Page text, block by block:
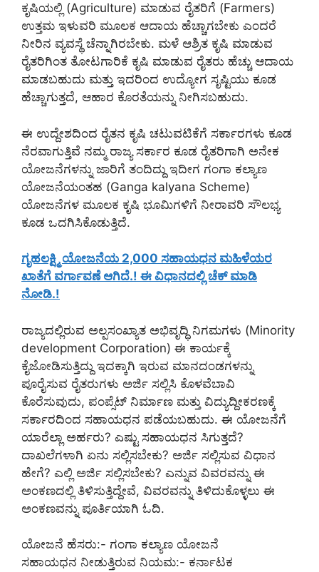
ಕೃಷಿಯಲ್ಲಿ (Agriculture) ಮಾಡುವ ರೈತರಿಗೆ (Farmers)
ಉತ್ತಮ ಇಳುವರಿ ಮೂಲಕ ಆದಾಯ ಹೆಚ್ಚಾಗಬೇಕು ಎಂದರೆ
ನೀರಿನ ವ್ಯವಸ್ಥೆ ಚೆನ್ನಾಗಿರಬೇಕು. ಮಳೆ ಆಶ್ರಿತ ಕೃಷಿ ಮಾಡುವ
ರೈತರಿಗಿಂತ ತೋಟಗಾರಿಕೆ ಕೃಷಿ ಮಾಡುವ ರೈತರು ಹೆಚ್ಚು ಆದಾಯ
ಮಾಡಬಹುದು ಮತ್ತು ಇದರಿಂದ ಉದ್ಯೋಗ ಸೃಷ್ಟಿಯು ಕೂಡ
ಹೆಚ್ಚಾಗುತ್ತದೆ, ಆಹಾರ ಕೊರತೆಯನ್ನು ನೀಗಿಸಬಹುದು.
ಈ ಉದ್ದೇಶದಿಂದ ರೈತನ ಕೃಷಿ ಚಟುವಟಿಕೆಗೆ ಸರ್ಕಾರಗಳು ಕೂಡ
ನೆರವಾಗುತ್ತಿವೆ ನಮ್ಮ ರಾಜ್ಯ ಸರ್ಕಾರ ಕೂಡ ರೈತರಿಗಾಗಿ ಅನೇಕ
ಯೋಜನೆಗಳನ್ನು ಜಾರಿಗೆ ತಂದಿದ್ದು ಇದೀಗ ಗಂಗಾ ಕಲ್ಯಾಣ
ಯೋಜನೆಯಂತಹ (Ganga kalyana Scheme)
ಯೋಜನೆಗಳ ಮೂಲಕ ಕೃಷಿ ಭೂಮಿಗಳಿಗೆ ನೀರಾವರಿ ಸೌಲಭ್ಯ
ಕೂಡ ಒದಗಿಸಿಕೊಡುತ್ತಿದೆ.
ಗೃಹಲಕ್ಷ್ಮಿ ಯೋಜನೆಯ 2,000 ಸಹಾಯಧನ ಮಹಿಳೆಯರ
ಖಾತೆಗೆ ವರ್ಗಾವಣೆ ಆಗಿದೆ.! ಈ ವಿಧಾನದಲ್ಲಿ ಚೆಕ್ ಮಾಡಿ
ನೋಡಿ.!
ರಾಜ್ಯದಲ್ಲಿರುವ ಅಲ್ಪಸಂಖ್ಯಾತ ಅಭಿವೃದ್ಧಿ ನಿಗಮಗಳು (Minority
development Corporation) ಈ ಕಾರ್ಯಕ್ಕೆ
ಕೈಜೋಡಿಸುತ್ತಿದ್ದು ಇದಕ್ಕಾಗಿ ಇರುವ ಮಾನದಂಡಗಳನ್ನು
ಪೂರೈಸುವ ರೈತರುಗಳು ಅರ್ಜಿ ಸಲ್ಲಿಸಿ ಕೊಳವೆಬಾವಿ
ಕೊರೆಸುವುದು, ಪಂಪ್ಸೆಟ್ ನಿರ್ಮಾಣ ಮತ್ತು ವಿದ್ಯುದ್ದೀಕರಣಕ್ಕೆ
ಸರ್ಕಾರದಿಂದ ಸಹಾಯಧನ ಪಡೆಯಬಹುದು. ಈ ಯೋಜನೆಗೆ
ಯಾರೆಲ್ಲಾ ಅರ್ಹರು? ಎಷ್ಟು ಸಹಾಯಧನ ಸಿಗುತ್ತದೆ?
ದಾಖಲೆಗಳಾಗಿ ಏನು ಸಲ್ಲಿಸಬೇಕು? ಅರ್ಜಿ ಸಲ್ಲಿಸುವ ವಿಧಾನ
ಹೇಗೆ? ಎಲ್ಲಿ ಅರ್ಜಿ ಸಲ್ಲಿಸಬೇಕು? ಎನ್ನುವ ವಿವರವನ್ನು ಈ
ಅಂಕಣದಲ್ಲಿ ತಿಳಿಸುತ್ತಿದ್ದೇವೆ, ವಿವರವನ್ನು ತಿಳಿದುಕೊಳ್ಳಲು ಈ
ಅಂಕಣವನ್ನು ಪೂರ್ತಿಯಾಗಿ ಓದಿ.
ಯೋಜನೆ ಹೆಸರು:- ಗಂಗಾ ಕಲ್ಯಾಣ ಯೋಜನೆ
ಸಹಾಯಧನ ನೀಡುತ್ತಿರುವ ನಿಯಮ:- ಕರ್ನಾಟಕ